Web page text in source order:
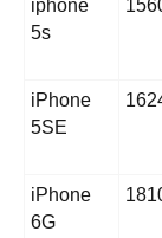
iphone
5s
iPhone
5SE
iPhone
6G